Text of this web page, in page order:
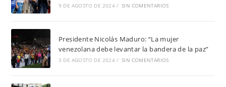
9 DE AGOSTO DE 2024 / SIN COMENTARIOS
Presidente Nicolás Maduro: “La mujer
venezolana debe levantar la bandera de la paz”
3 DE AGOSTO DE 2024 / SIN COMENTARIOS